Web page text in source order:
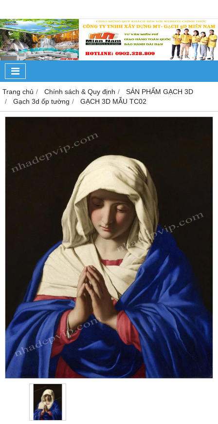
Trang chủ Chính sách & Quy định
SẢN PHẨM GẠCH 3D
Gạch 3d ốp tường
GẠCH 3D MẪU TC02